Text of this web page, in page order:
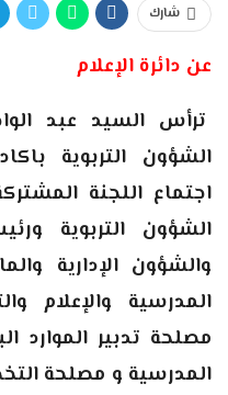
شارك
عن دائرة الإعلام
ترأس السيد عبد
الشؤون التربوية
اجتماع اللجنة
الشؤون التربوية
والشؤون الإدارية
المدرسية والإعلام
مصلحة تدبير الموارد
المدرسية و مصلحة